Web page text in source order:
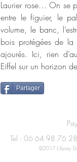
Laurier rose… On se
entre le figuier, le
volume, le banc,
bois protégées de
ajourés. Ici, rien
Eiffel sur un horizon
Partager
Tel : 06 64 98 76
©2017 L'Aurey